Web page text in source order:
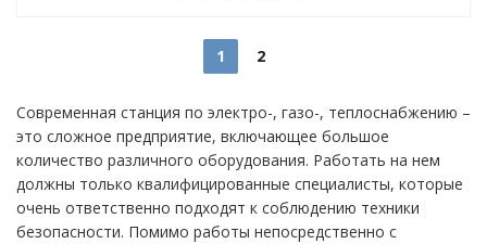
1 2
Современная станция по электро-, газо-, теплоснабжению –
это сложное предприятие, включающее большое
количество различного оборудования. Работать на нем
должны только квалифицированные специалисты, которые
очень ответственно подходят к соблюдению техники
безопасности. Помимо работы непосредственно с